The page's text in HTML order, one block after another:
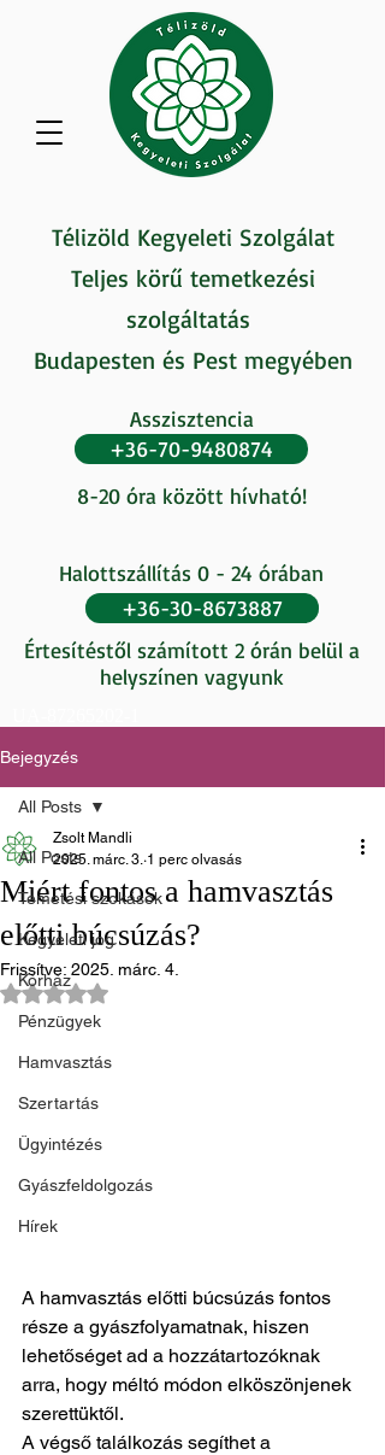
Télizöld Kegyeleti Szolgálat
Teljes körű temetkezési
szolgáltatás
Budapesten és Pest megyében
Asszisztencia
8-20 óra között hívható!
+36-70-9480874
Halottszállítás 0 - 24 órában
Értesítéstől számított 2 órán belül a
helyszínen vagyunk
+36-30-8673887
Bejegyzés
All Posts
Temetési szokások
Kegyeleti jog
Kórház
Pénzügyek
Hamvasztás
Szertartás
Ügyintézés
Gyászfeldolgozás
Hírek
All Posts
Miért fontos a hamvasztás
előtti búcsúzás?
Zsolt Mandli
2025. márc. 3. 1 perc olvasás
Frissítve: 2025. márc. 4.
NaN csillagot kapott az 5-ből.
A hamvasztás előtti búcsúzás fontos
része a gyászfolyamatnak, hiszen
lehetőséget ad a hozzátartozóknak
arra, hogy méltó módon elköszönjenek
szerettüktől.
A végső találkozás segíthet a